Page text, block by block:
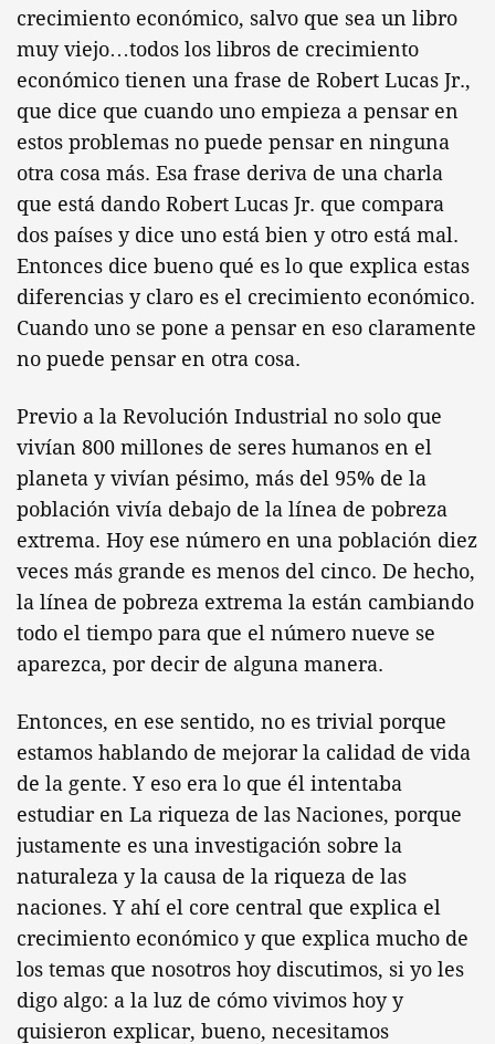
crecimiento económico, salvo que sea un libro
muy viejo…todos los libros de crecimiento
económico tienen una frase de Robert Lucas Jr.,
que dice que cuando uno empieza a pensar en
estos problemas no puede pensar en ninguna
otra cosa más. Esa frase deriva de una charla
que está dando Robert Lucas Jr. que compara
dos países y dice uno está bien y otro está mal.
Entonces dice bueno qué es lo que explica estas
diferencias y claro es el crecimiento económico.
Cuando uno se pone a pensar en eso claramente
no puede pensar en otra cosa.
Previo a la Revolución Industrial no solo que
vivían 800 millones de seres humanos en el
planeta y vivían pésimo, más del 95% de la
población vivía debajo de la línea de pobreza
extrema. Hoy ese número en una población diez
veces más grande es menos del cinco. De hecho,
la línea de pobreza extrema la están cambiando
todo el tiempo para que el número nueve se
aparezca, por decir de alguna manera.
Entonces, en ese sentido, no es trivial porque
estamos hablando de mejorar la calidad de vida
de la gente. Y eso era lo que él intentaba
estudiar en La riqueza de las Naciones, porque
justamente es una investigación sobre la
naturaleza y la causa de la riqueza de las
naciones. Y ahí el core central que explica el
crecimiento económico y que explica mucho de
los temas que nosotros hoy discutimos, si yo les
digo algo: a la luz de cómo vivimos hoy y
quisieron explicar, bueno, necesitamos